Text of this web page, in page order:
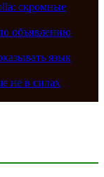
скромные
объявлению
язык
не в силах